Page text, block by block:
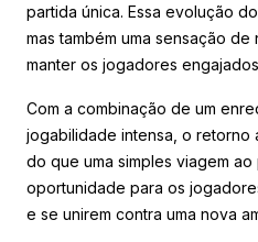
partida única. Essa evolução
mas também uma sensação
manter os jogadores
Com a combinação de um
jogabilidade intensa, o retorno
do que uma simples viagem ao
oportunidade para os
e se unirem contra uma nova